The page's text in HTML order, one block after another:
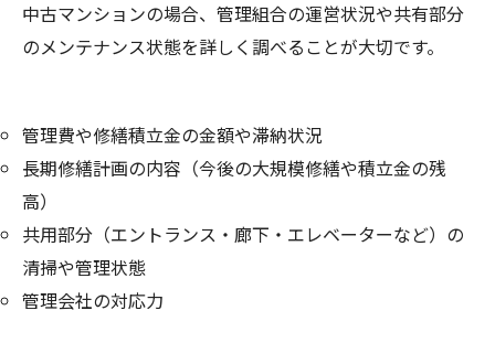
中古マンションの場合、管理組合の運営状況や共有部分
のメンテナンス状態を詳しく調べることが大切です。
管理費や修繕積立金の金額や滞納状況
長期修繕計画の内容（今後の大規模修繕や積立金の残
高）
共用部分（エントランス・廊下・エレベーターなど）の
清掃や管理状態
管理会社の対応力